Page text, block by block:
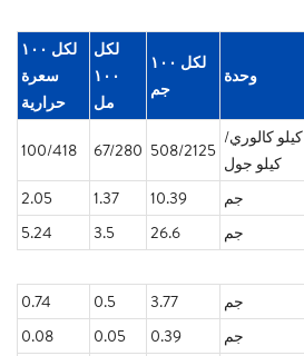
وحدة
لكل ١٠٠
جم
لكل
١٠٠
مل
لكل ١٠٠
سعرة
حرارية
كيلو كالوري/
كيلو جول
508/2125
67/280
100/418
جم 10.39
1.37
2.05
جم 26.6
3.5
5.24
جم 3.77
0.5
0.74
جم 0.39
0.05
0.08